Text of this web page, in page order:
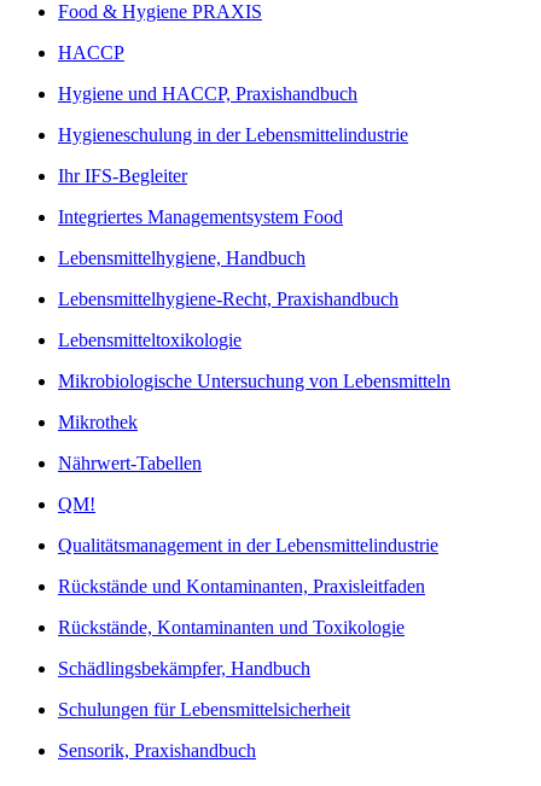
Food & Hygiene PRAXIS
HACCP
Hygiene und HACCP, Praxishandbuch
Hygieneschulung in der Lebensmittelindustrie
Ihr IFS-Begleiter
Integriertes Managementsystem Food
Lebensmittelhygiene, Handbuch
Lebensmittelhygiene-Recht, Praxishandbuch
Lebensmitteltoxikologie
Mikrobiologische Untersuchung von Lebensmitteln
Mikrothek
Nährwert-Tabellen
QM!
Qualitätsmanagement in der Lebensmittelindustrie
Rückstände und Kontaminanten, Praxisleitfaden
Rückstände, Kontaminanten und Toxikologie
Schädlingsbekämpfer, Handbuch
Schulungen für Lebensmittelsicherheit
Sensorik, Praxishandbuch